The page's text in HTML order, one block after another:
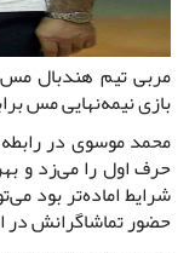
مربی تیم هندبال
بازی نیمه‌نهایی مس
محمد موسوی در
حرف اول را می‌زد و
شرایط اماده‌تر بود
حضور تماشاگرانش در